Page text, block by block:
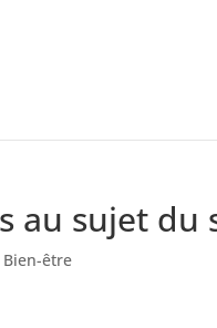
au sujet du
Bien-être